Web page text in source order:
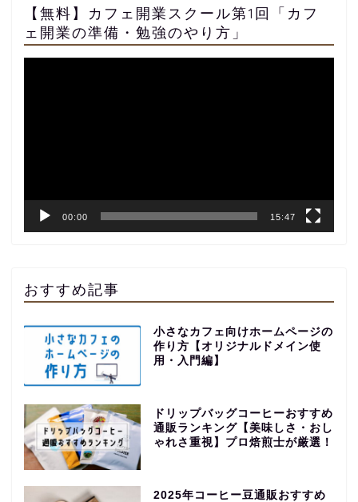
【無料】カフェ開業スクール第1回「カフ
ェ開業の準備・勉強のやり方」
00:00 15:47
おすすめ記事
小さなカフェ向けホームページの
作り方【オリジナルドメイン使
用・入門編】
ドリップバッグコーヒーおすすめ
通販ランキング【美味しさ・おし
ゃれさ重視】プロ焙煎士が厳選！
2025年コーヒー豆通販おすすめ